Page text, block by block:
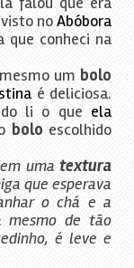
noAbóbora
conheci na
um bolo
é deliciosa.
li o que ela
bolo escolhido
umatextura
que esperava
o chá e a
mesmo de tão
é leve e